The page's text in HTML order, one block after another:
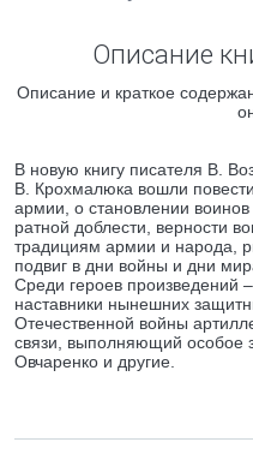
Описание
Описание и краткое
В новую книгу писателя В.
В. Крохмалюка вошли
армии, о становлении
ратной доблести, верности
традициям армии и народа,
подвиг в дни войны и дни
Среди героев произведений
наставники нынешних
Отечественной войны
связи, выполняющий особое
Овчаренко и другие.